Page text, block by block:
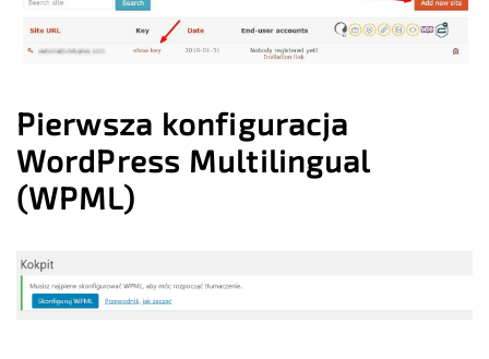
Pierwsza konfiguracja
WordPress Multilingual
(WPML)